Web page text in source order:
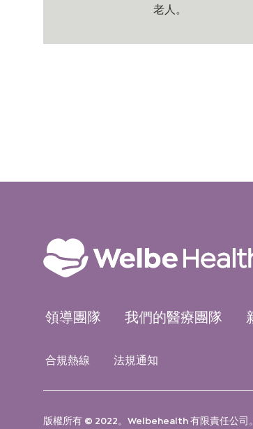
老人。
領導團隊 我們的醫療團隊
合規熱線 法規通知
版權所有 © 2022。Welbehealth 有限責任公司